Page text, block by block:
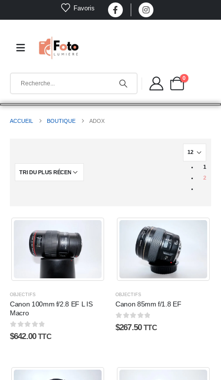
Favoris
0
ACCUEIL BOUTIQUE ADOX
1
2
OBJECTIFS
Canon 100mm f/2.8 EF L IS
Macro
0sur 5
$642.00 TTC
OBJECTIFS
Canon 85mm f/1.8 EF
0sur 5
$267.50 TTC